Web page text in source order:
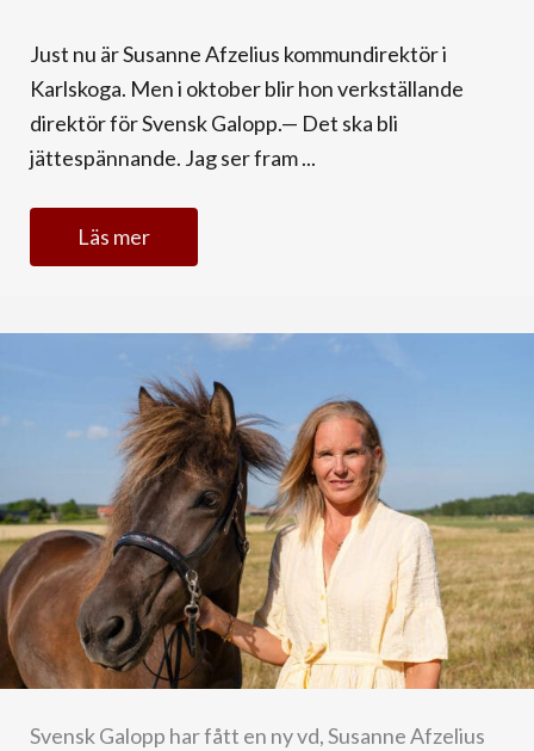
Just nu är Susanne Afzelius kommundirektör i
Karlskoga. Men i oktober blir hon verkställande
direktör för Svensk Galopp.— Det ska bli
jättespännande. Jag ser fram ...
Läs mer
Svensk Galopp har fått en ny vd, Susanne Afzelius